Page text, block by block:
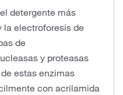
detergente más
la electroforesis de
de
y proteasas
estas enzimas
con acrilamida